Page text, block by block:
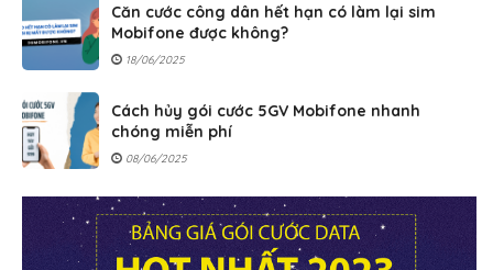
Căn cước công dân hết hạn có làm lại sim
Mobifone được không?
18/06/2025
Cách hủy gói cước 5GV Mobifone nhanh
chóng miễn phí
08/06/2025